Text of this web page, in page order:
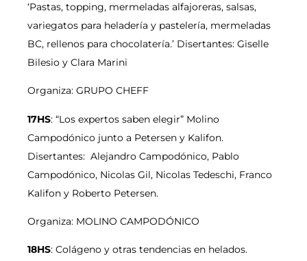
‘Pastas, topping, mermeladas alfajoreras, salsas,
variegatos para heladería y pastelería, mermeladas
BC, rellenos para chocolatería.’ Disertantes: Giselle
Bilesio y Clara Marini
Organiza: GRUPO CHEFF
17HS: “Los expertos saben elegir” Molino
Campodónico junto a Petersen y Kalifon.
Disertantes: Alejandro Campodónico, Pablo
Campodónico, Nicolas Gil, Nicolas Tedeschi, Franco
Kalifon y Roberto Petersen.
Organiza: MOLINO CAMPODÓNICO
18HS: Colágeno y otras tendencias en helados.